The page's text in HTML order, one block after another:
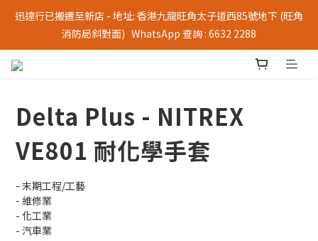
迅達行已搬遷至新店 - 地址: 香港九龍旺角太子道西85號地下 (旺角
消防局斜對面)   WhatsApp 查詢 : 6632 2288
Delta Plus - NITREX
VE801 耐化學手套
- 末期工程/工藝
- 維修業
- 化工業
- 汽車業